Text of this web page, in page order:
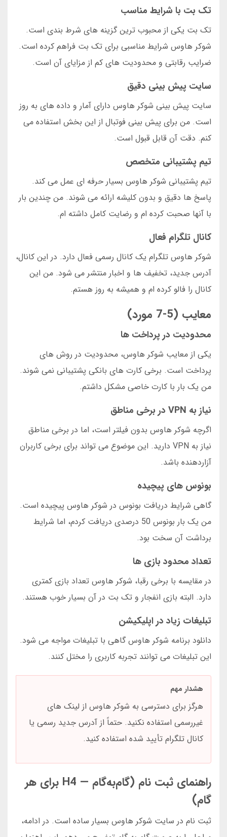
تک بت با شرایط مناسب
تک بت یکی از محبوب ترین گزینه های شرط بندی است.
شوکر هاوس شرایط مناسبی برای تک بت فراهم کرده است.
ضرایب رقابتی و محدودیت های کم از مزایای آن است.
سایت پیش بینی دقیق
سایت پیش بینی شوکر هاوس دارای آمار و داده های به روز
است. من برای پیش بینی فوتبال از این بخش استفاده می
کنم. دقت آن قابل قبول است.
تیم پشتیبانی متخصص
تیم پشتیبانی شوکر هاوس بسیار حرفه ای عمل می کند.
پاسخ ها دقیق و بدون کلیشه ارائه می شوند. من چندین بار
با آنها صحبت کرده ام و رضایت کامل داشته ام.
کانال تلگرام فعال
شوکر هاوس تلگرام یک کانال رسمی فعال دارد. در این کانال،
آدرس جدید، تخفیف ها و اخبار منتشر می شود. من این
کانال را فالو کرده ام و همیشه به روز هستم.
معایب (5-7 مورد)
محدودیت در پرداخت ها
یکی از معایب شوکر هاوس، محدودیت در روش های
پرداخت است. برخی کارت های بانکی پشتیبانی نمی شوند.
من یک بار با کارت خاصی مشکل داشتم.
نیاز به VPN در برخی مناطق
اگرچه شوکر هاوس بدون فیلتر است، اما در برخی مناطق
نیاز به VPN دارید. این موضوع می تواند برای برخی کاربران
آزاردهنده باشد.
بونوس های پیچیده
گاهی شرایط دریافت بونوس در شوکر هاوس پیچیده است.
من یک بار بونوس 50 درصدی دریافت کردم، اما شرایط
برداشت آن سخت بود.
تعداد محدود بازی ها
در مقایسه با برخی رقبا، شوکر هاوس تعداد بازی کمتری
دارد. البته بازی انفجار و تک بت در آن بسیار خوب هستند.
تبلیغات زیاد در اپلیکیشن
دانلود برنامه شوکر هاوس گاهی با تبلیغات مواجه می شود.
این تبلیغات می توانند تجربه کاربری را مختل کنند.
هشدار مهم
هرگز برای دسترسی به شوکر هاوس از لینک های
غیررسمی استفاده نکنید. حتماً از آدرس جدید رسمی یا
کانال تلگرام تأیید شده استفاده کنید.
راهنمای ثبت نام (گام‌به‌گام — H4 برای هر
گام)
ثبت نام در سایت شوکر هاوس بسیار ساده است. در ادامه،